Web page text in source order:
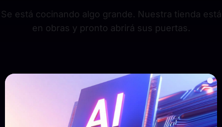
Se está cocinando algo grande. Nuestra tienda está
en obras y pronto abrirá sus puertas.